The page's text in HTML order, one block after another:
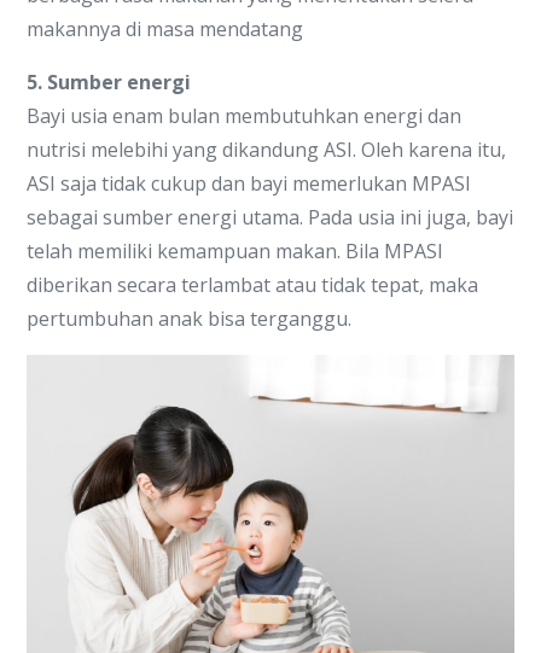
makannya di masa mendatang
5. Sumber energi
Bayi usia enam bulan membutuhkan energi dan
nutrisi melebihi yang dikandung ASI. Oleh karena itu,
ASI saja tidak cukup dan bayi memerlukan MPASI
sebagai sumber energi utama. Pada usia ini juga, bayi
telah memiliki kemampuan makan. Bila MPASI
diberikan secara terlambat atau tidak tepat, maka
pertumbuhan anak bisa terganggu.